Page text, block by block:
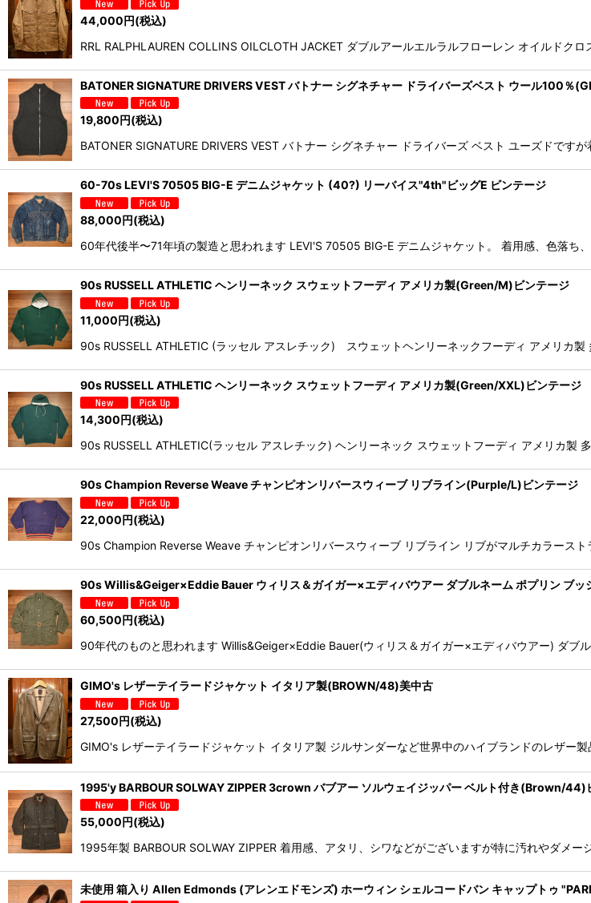
44,000円(税込)
RRL RALPHLAUREN COLLINS OILCLOTH JACKET ダブルアールエルラルフローレン オイルドク
BATONER SIGNATURE DRIVERS VEST バトナー シグネチャー ドライバーズベスト ウール100％
19,800円(税込)
BATONER SIGNATURE DRIVERS VEST バトナー シグネチャー ドライバーズ ベスト ユーズドです
60-70s LEVI'S 70505 BIG-E デニムジャケット (40?) リーバイス"4th"ビッグE ビンテージ
88,000円(税込)
60年代後半〜71年頃の製造と思われます LEVI'S 70505 BIG-E デニムジャケット。 着用感、色落ち
90s RUSSELL ATHLETIC ヘンリーネック スウェットフーディ アメリカ製(Green/M)ビンテージ
11,000円(税込)
90s RUSSELL ATHLETIC (ラッセル アスレチック) スウェットヘンリーネックフーディ アメリカ
90s RUSSELL ATHLETIC ヘンリーネック スウェットフーディ アメリカ製(Green/XXL)ビンテージ
14,300円(税込)
90s RUSSELL ATHLETIC(ラッセル アスレチック) ヘンリーネック スウェットフーディ アメリカ製
90s Champion Reverse Weave チャンピオンリバースウィーブ リブライン(Purple/L)ビンテージ
22,000円(税込)
90s Champion Reverse Weave チャンピオンリバースウィーブ リブライン リブがマルチカラース
90s Willis&Geiger×Eddie Bauer ウィリス＆ガイガー×エディバウアー ダブルネーム ポプリン ブ
60,500円(税込)
90年代のものと思われます Willis&Geiger×Eddie Bauer(ウィリス＆ガイガー×エディバウアー) ダブ
GIMO's レザーテイラードジャケット イタリア製(BROWN/48)美中古
27,500円(税込)
GIMO's レザーテイラードジャケット イタリア製 ジルサンダーなど世界中のハイブランドのレザー
1995'y BARBOUR SOLWAY ZIPPER 3crown バブアー ソルウェイジッパー ベルト付き(Brown/44)
55,000円(税込)
1995年製 BARBOUR SOLWAY ZIPPER 着用感、アタリ、シワなどがございますが特に汚れやダメ
未使用 箱入り Allen Edmonds (アレンエドモンズ) ホーウィン シェルコードバン キャップトゥ